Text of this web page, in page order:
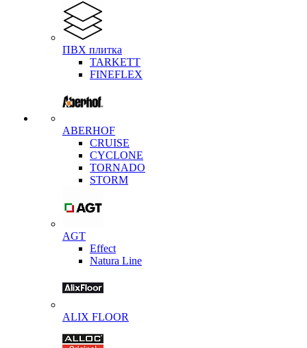
ПВХ плитка
TARKETT
FINEFLEX
ABERHOF
CRUISE
CYCLONE
TORNADO
STORM
AGT
Effect
Natura Line
ALIX FLOOR